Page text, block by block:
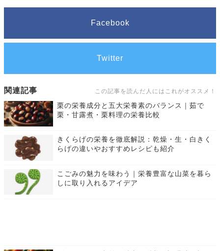
Facebook
Twitter
関連記事 この記事を読んだ人にはこれがオススメ！
栗の栄養成分と五大栄養素のバランス｜茹で
栗・甘露煮・栗料理の栄養比較
きくらげの栄養を徹底解説：乾燥・生・白きく
らげの違いやおすすめレシピも紹介
こごみの魅力を味わう｜栄養豊富な山菜を暮ら
しに取り入れるアイデア